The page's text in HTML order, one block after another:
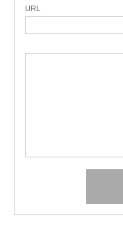
URL